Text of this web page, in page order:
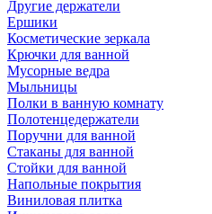
Другие держатели
Ершики
Косметические зеркала
Крючки для ванной
Мусорные ведра
Мыльницы
Полки в ванную комнату
Полотенцедержатели
Поручни для ванной
Стаканы для ванной
Стойки для ванной
Напольные покрытия
Виниловая плитка